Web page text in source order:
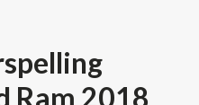
Ram 2018